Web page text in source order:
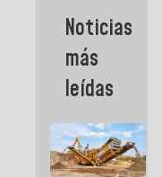
Machado se
estrellaron
de frente
contra el
Pueblo
Noticias
más
leídas